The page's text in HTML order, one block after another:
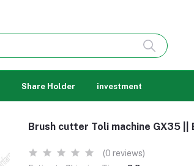
Share Holder investment
Brush cutter Toli machine GX35
(0 reviews)